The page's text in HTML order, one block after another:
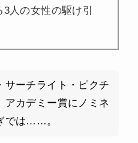
人の女性の駆け引
サーチライト・ピクチ
アカデミー賞にノミネ
では……。